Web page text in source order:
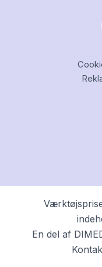
En del af